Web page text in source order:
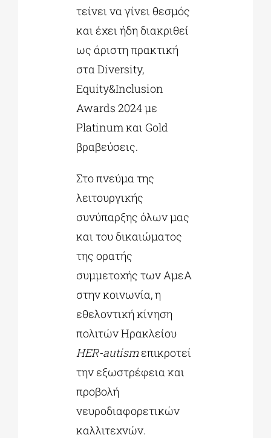
τείνει να γίνει θεσμός
και έχει ήδη διακριθεί
ως άριστη πρακτική
στα Diversity,
Equity&Inclusion
Awards 2024 με
Platinum και Gold
βραβεύσεις.
Στο πνεύμα της
λειτουργικής
συνύπαρξης όλων μας
και του δικαιώματος
της ορατής
συμμετοχής των ΑμεΑ
στην κοινωνία, η
εθελοντική κίνηση
πολιτών Ηρακλείου
HER-autism επικροτεί
την εξωστρέφεια και
προβολή
νευροδιαφορετικών
καλλιτεχνών.